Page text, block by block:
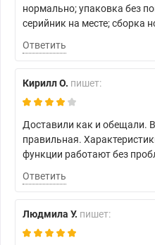
нормально; упаковка без
серийник на месте; сборка
Ответить
Кирилл О. пишет:
Доставили как и обещали.
правильная.
функции работают без
Ответить
Людмила У. пишет: